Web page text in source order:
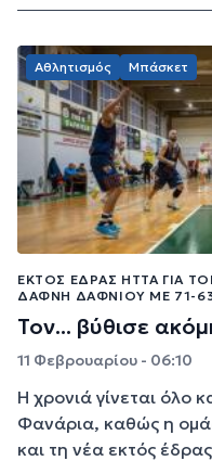
Αθλητισμός Μπάσκετ
ΕΚΤΌΣ ΈΔΡΑΣ ΉΤΤΑ ΓΙΑ
ΔΆΦΝΗ ΔΑΦΝΊΟΥ ΜΕ 71-
Τον... βύθισε
11 Φεβρουαρίου - 06:10
Η χρονιά γίνεται όλο
Φανάρια, καθώς η
και τη νέα εκτός